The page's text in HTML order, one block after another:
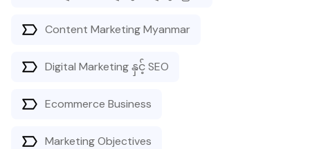
Content Marketing Myanmar
Digital Marketing နှင့် SEO
Ecommerce Business
Marketing Objectives